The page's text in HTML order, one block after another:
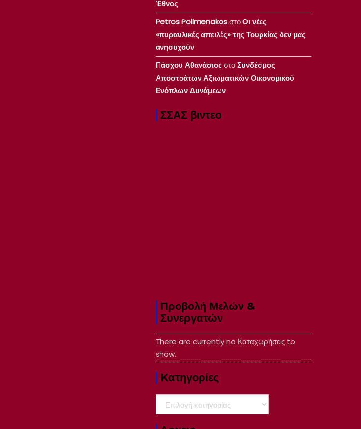
Έθνος
Petros PolimenakosστοΟι νέες
«πυραυλικές απειλές» της Τουρκίας δεν μας
ανησυχούν
Πάσχου Αθανάσιος στοΣυνδέσμος
Αποστράτων Αξιωματικών Οικονομικού
Ενόπλων Δυνάμεων
ΣΣΑΣ βιντεο
Προβολή Μελών &
Συνεργατών
There are currently no Καταχωρήσεις to
show.
Kατηγορίες
Kατηγορίες